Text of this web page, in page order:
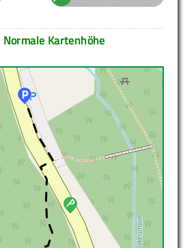
Normale Kartenhöhe